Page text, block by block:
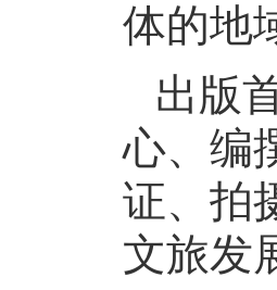
体的地
出版
心、编
证、拍
文旅发